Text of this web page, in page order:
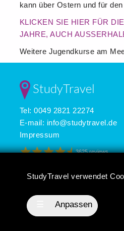
kann über Ostern und für
KLICKEN SIE HIER FÜR
JAHRE, AUCH
Weitere Jugendkurse am
StudyTravel verwendet
Anpassen
StudyTravel
Tel: 0049 2821 22274
E-mail: info@studytravel.de
Impressum
3625 reviews